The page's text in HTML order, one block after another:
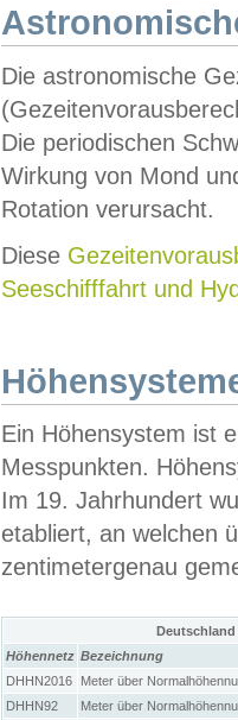
Die astronomische
Die periodischen
Wirkung von Mond
Rotation verursacht.
Diese
Seeschifffahrt und
Ein Höhensystem ist
Messpunkten.
Im 19. Jahrhundert
etabliert, an welchen
zentimetergenau
Höhennetz Bezeichnung
DHHN2016
Meter über
DHHN92
Meter über